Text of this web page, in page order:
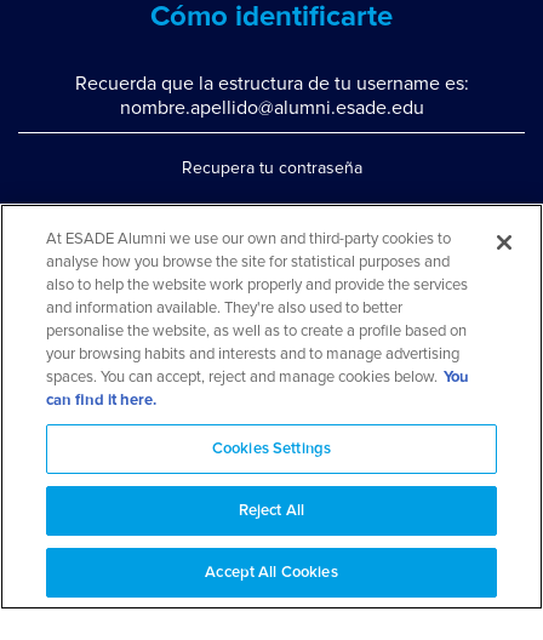
Cómo identificarte
Recuerda que la estructura de tu username es:
nombre.apellido@alumni.esade.edu
Recupera tu contraseña
Configura la doble autenticación
Contáctanos por whatsapp
Teléfono: 93 553 02 17
Aviso legal y política de privacidad
Aviso cookies
Preguntas
frecuentes
Mapa web
© 2026 ESADE Alumni. Todos los derechos reservados
At ESADE Alumni we use our own and third-party cookies to
analyse how you browse the site for statistical purposes and
also to help the website work properly and provide the services
and information available. They're also used to better
personalise the website, as well as to create a profile based on
your browsing habits and interests and to manage advertising
spaces. You can accept, reject and manage cookies below. You
can find it here.
Cookies Settings
Reject All
Accept All Cookies